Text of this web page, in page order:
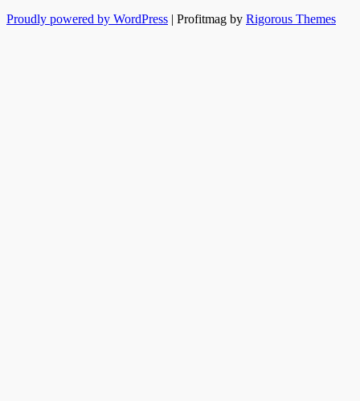
Proudly powered by WordPress | Profitmag by Rigorous Themes